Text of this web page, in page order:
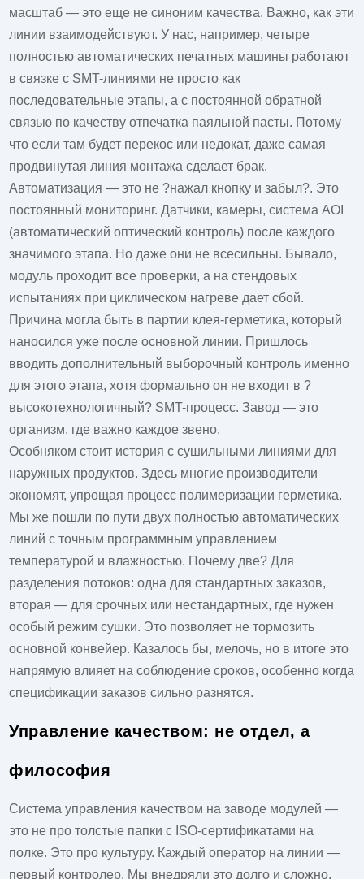
масштаб — это еще не синоним качества. Важно, как эти
линии взаимодействуют. У нас, например, четыре
полностью автоматических печатных машины работают
в связке с SMT-линиями не просто как
последовательные этапы, а с постоянной обратной
связью по качеству отпечатка паяльной пасты. Потому
что если там будет перекос или недокат, даже самая
продвинутая линия монтажа сделает брак.
Автоматизация — это не ?нажал кнопку и забыл?. Это
постоянный мониторинг. Датчики, камеры, система AOI
(автоматический оптический контроль) после каждого
значимого этапа. Но даже они не всесильны. Бывало,
модуль проходит все проверки, а на стендовых
испытаниях при циклическом нагреве дает сбой.
Причина могла быть в партии клея-герметика, который
наносился уже после основной линии. Пришлось
вводить дополнительный выборочный контроль именно
для этого этапа, хотя формально он не входит в ?
высокотехнологичный? SMT-процесс. Завод — это
организм, где важно каждое звено.
Особняком стоит история с сушильными линиями для
наружных продуктов. Здесь многие производители
экономят, упрощая процесс полимеризации герметика.
Мы же пошли по пути двух полностью автоматических
линий с точным программным управлением
температурой и влажностью. Почему две? Для
разделения потоков: одна для стандартных заказов,
вторая — для срочных или нестандартных, где нужен
особый режим сушки. Это позволяет не тормозить
основной конвейер. Казалось бы, мелочь, но в итоге это
напрямую влияет на соблюдение сроков, особенно когда
спецификации заказов сильно разнятся.
Управление качеством: не отдел, а
философия
Система управления качеством на заводе модулей —
это не про толстые папки с ISO-сертификатами на
полке. Это про культуру. Каждый оператор на линии —
первый контролер. Мы внедряли это долго и сложно.